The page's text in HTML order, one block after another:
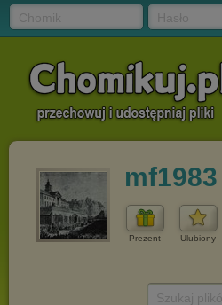
mf1983
Prezent Ulubiony